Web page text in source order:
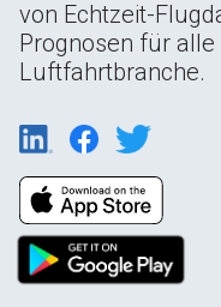
von Echtzeit-
Prognosen für
Luftfahrtbranche.